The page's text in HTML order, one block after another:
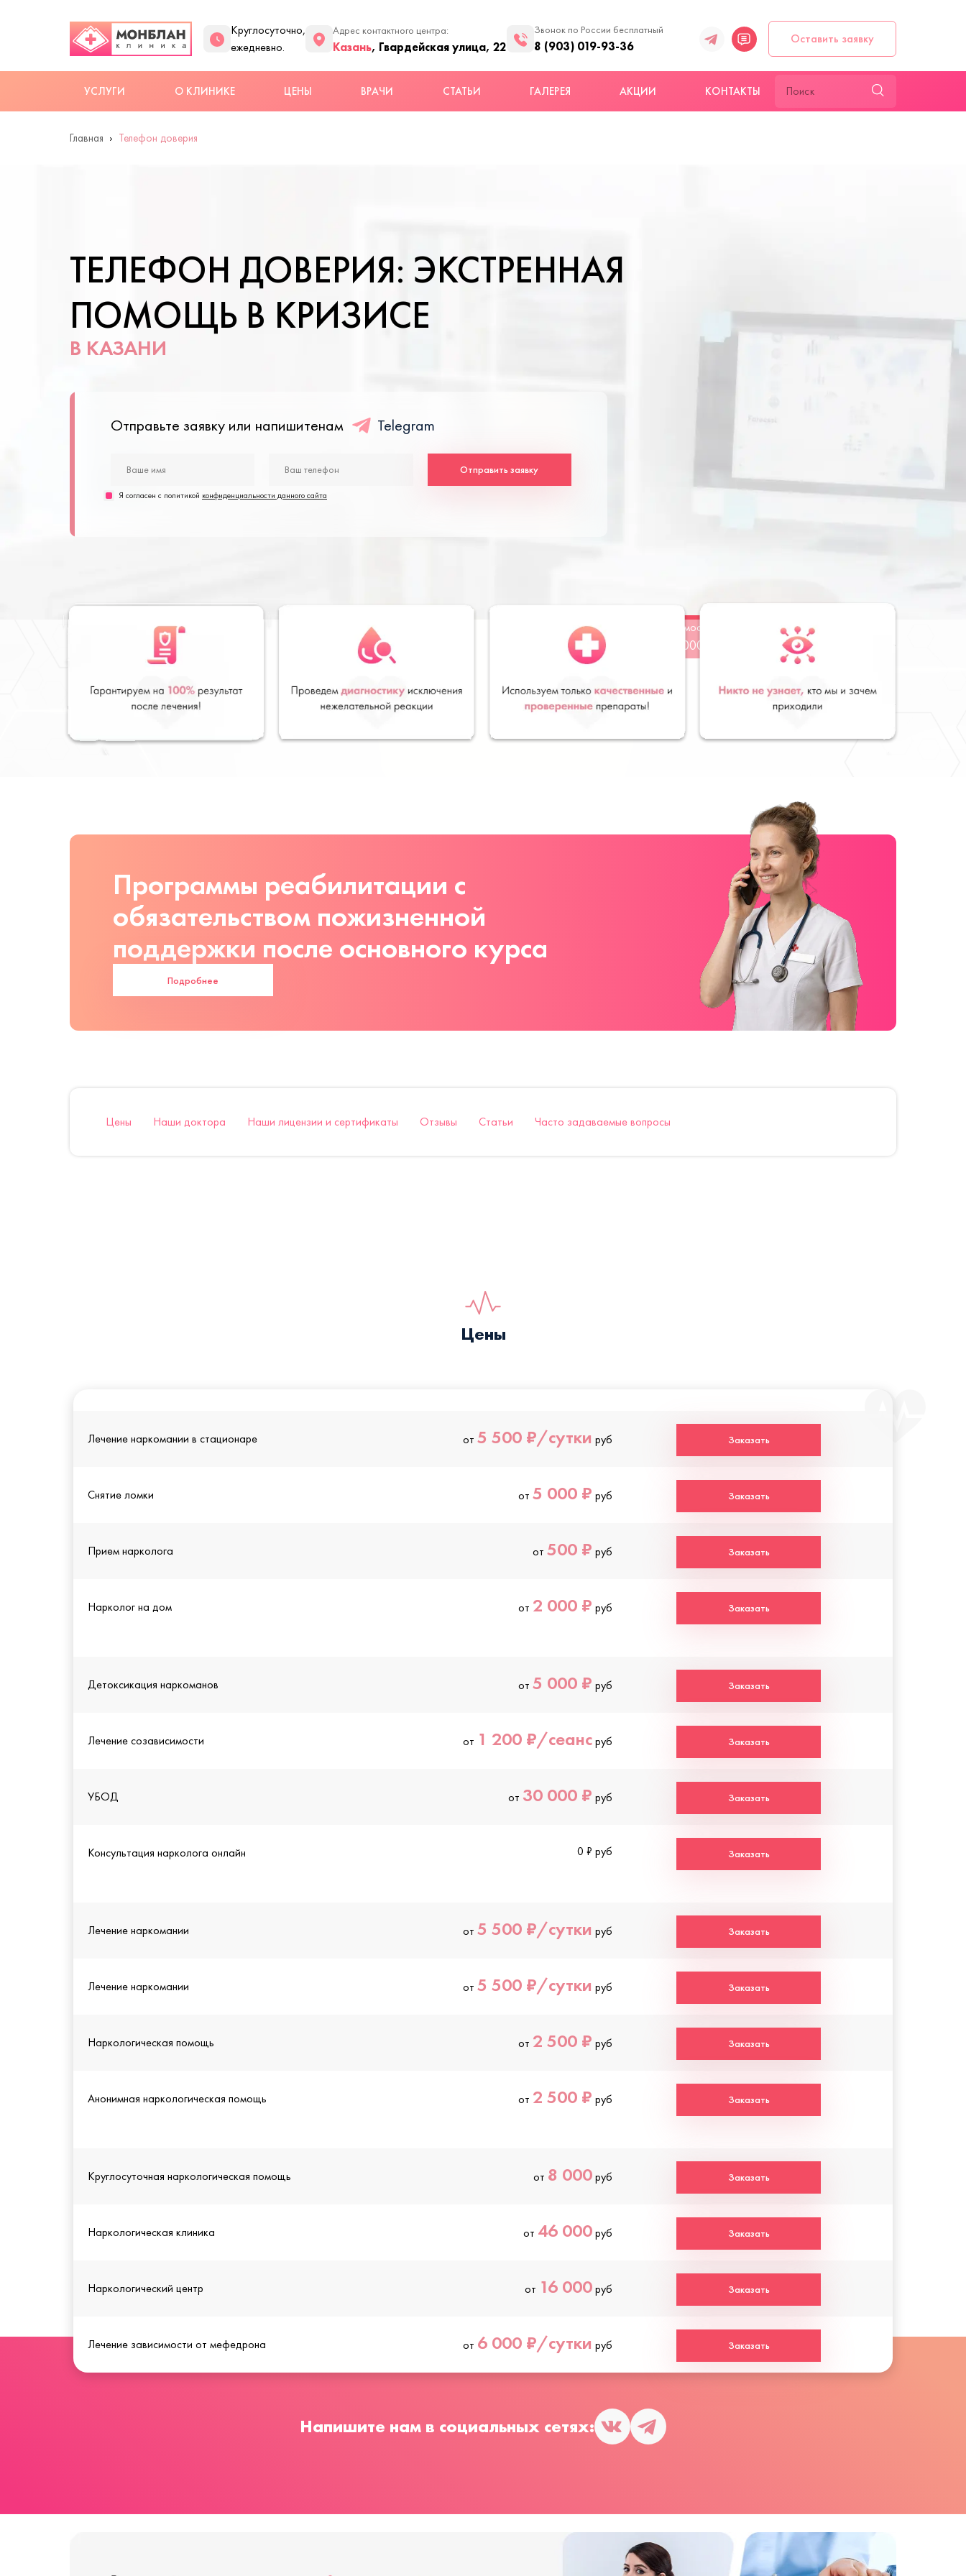
Круглосуточно,
ежедневно.
Адрес контактного центра:
Казань, Гвардейская улица, 22
Звонок по России бесплатный
8 (903) 019-93-36
Оставить заявку
УСЛУГИ О КЛИНИКЕ ЦЕНЫ ВРАЧИ СТАТЬИ ГАЛЕРЕЯ АКЦИИ КОНТАКТЫ
Главная Телефон доверия
ТЕЛЕФОН ДОВЕРИЯ: ЭКСТРЕННАЯ
ПОМОЩЬ В КРИЗИСЕ
В КАЗАНИ
Отправьте заявку или напишитенам Telegram
Отправить заявку
Я согласен с политикой конфиденциальности данного сайта
Стоимость
от 2000 руб
Заказать
Программы реабилитации с
обязательством пожизненной
поддержки после основного курса
Подробнее
Цены Наши доктора Наши лицензии и сертификаты Отзывы Статьи Часто задаваемые вопросы
Цены
Лечение наркомании в стационаре от 5 500 ₽/сутки руб Заказать
Снятие ломки от 5 000 ₽ руб Заказать
Прием нарколога от 500 ₽ руб Заказать
Нарколог на дом от 2 000 ₽ руб Заказать
Детоксикация наркоманов от 5 000 ₽ руб Заказать
Лечение созависимости от 1 200 ₽/сеансруб Заказать
УБОД от 30 000 ₽ руб Заказать
Консультация нарколога онлайн 0 ₽ руб Заказать
Лечение наркомании от 5 500 ₽/сутки руб Заказать
Лечение наркомании от 5 500 ₽/сутки руб Заказать
Наркологическая помощь от 2 500 ₽ руб Заказать
Анонимная наркологическая помощь от 2 500 ₽ руб Заказать
Круглосуточная наркологическая помощь от 8 000руб Заказать
Наркологическая клиника от 46 000руб Заказать
Наркологический центр от 16 000руб Заказать
Лечение зависимости от мефедрона от 6 000 ₽/сутки руб Заказать
Напишите нам в социальных сетях: